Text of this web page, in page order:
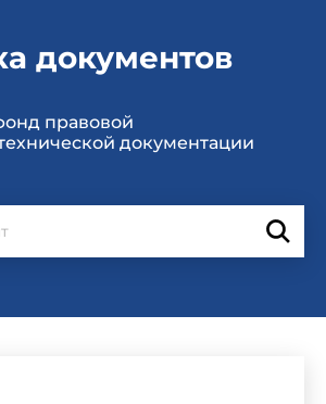
документов
правовой
документации